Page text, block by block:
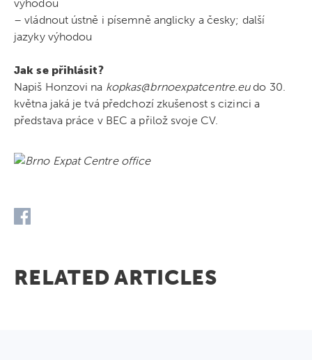
výhodou
– vládnout ústně i písemně anglicky a česky; další
jazyky výhodou
Jak se přihlásit?
Napiš Honzovi na kopkas@brnoexpatcentre.eudo 30.
května jaká je tvá předchozí zkušenost s cizinci a
představa práce v BEC a přilož svoje CV.
RELATED ARTICLES